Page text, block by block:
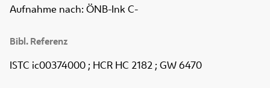
Aufnahme nach: ÖNB-Ink C-
Bibl. Referenz
ISTC ic00374000 ; HCR HC 2182 ; GW 6470